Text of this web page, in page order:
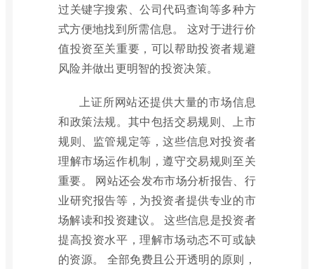
过关键字搜索、公司代码查询等多种方
式方便地找到所需信息。 这对于进行价
值投资至关重要，可以帮助投资者规避
风险并做出更明智的投资决策。
上证所网站还提供大量的市场信息
和政策法规。其中包括交易规则、上市
规则、监管规定等，这些信息对投资者
理解市场运作机制，遵守交易规则至关
重要。 网站还会发布市场分析报告、行
业研究报告等，为投资者提供专业的市
场解读和投资建议。 这些信息是投资者
提高投资水平，理解市场动态不可或缺
的资源。 全部免费且公开透明的原则，